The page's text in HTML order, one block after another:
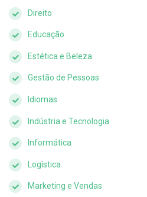
Direito
Educação
Estética e Beleza
Gestão de Pessoas
Idiomas
Indústria e Tecnologia
Informática
Logística
Marketing e Vendas